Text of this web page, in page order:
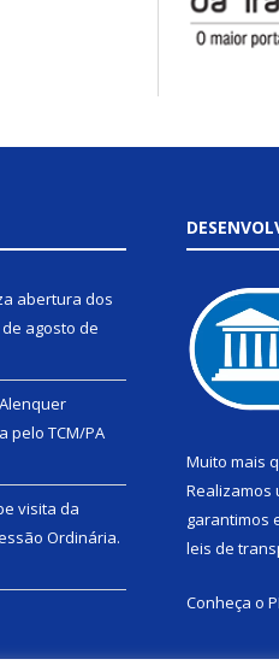
abertura dos
de agosto de
pelo TCM/PA
visita da
Ordinária.
Muito mais
Realizamos
garantimos
leis de
Conheça o